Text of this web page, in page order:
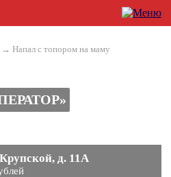
→ Напал с топором на маму
д. 11А